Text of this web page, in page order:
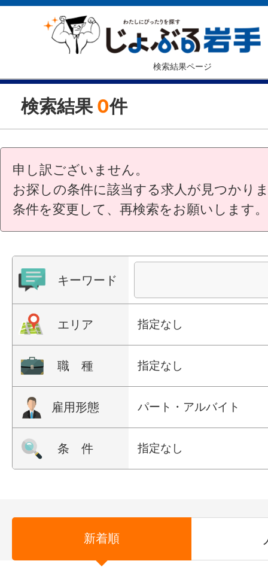
検索結果ページ
検索結果 0件
申し訳ございません。
お探しの条件に該当する求人が見つかり
条件を変更して、再検索をお願いします。
キーワード
エリア 指定なし
職 種 指定なし
雇用形態 パート・アルバイト
条 件 指定なし
新着順